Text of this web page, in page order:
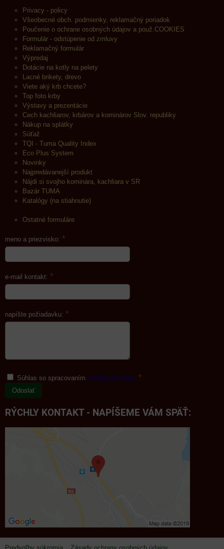
Privacy - policy
Všeobecné obch. podmienky, reklamačný poriadok
Poučenie o ochrane osobných údajov a použ.COOKIES
Formulár - odstúpenie od zmluvy
Reklamačný formulár
Výpredaj
Dotácie na kotly na pelety
Lacné brikety, drevo
Viete aký krb chcete?
Top foto krby
Výstavy a prezentácie
Cech kachliarov, krbárov a kominárov Slov. republiky
Nákup na splátky
Súťaž
TQI - Tuma Quality Index
Eco Plus System
Novinky
Najpredávanejší produkt
Nájdi si svojho kominára, kachliara v SR
Bazár TUMA
Katalógy (na stiahnutie)
Ostatné formuláre
meno a priezvisko: *
e-mail kontakt: *
napíšte požiadavku: *
Súhlas so spracovaním osobných údajov *
Odoslať
RÝCHLY KONTAKT - NAPÍŠEME VÁM SPÄŤ: